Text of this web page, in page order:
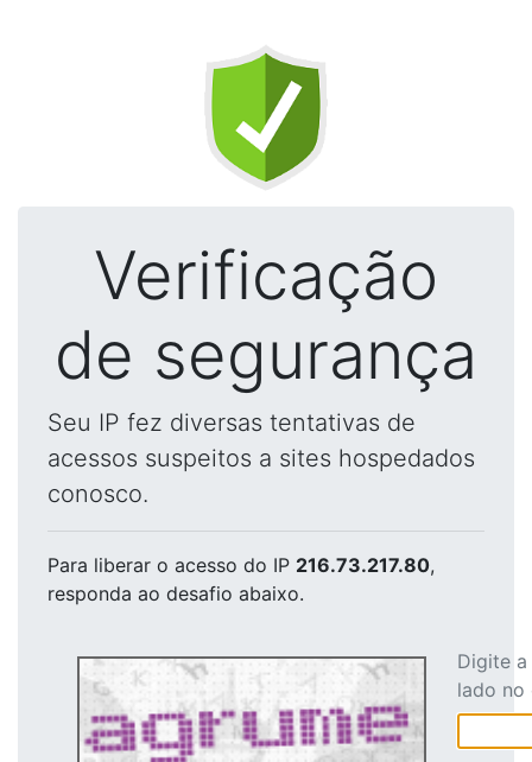
Verificação
de segurança
Seu IP fez diversas tentativas de
acessos suspeitos a sites hospedados
conosco.
Para liberar o acesso do IP 216.73.217.80,
responda ao desafio abaixo.
Digite
lado no